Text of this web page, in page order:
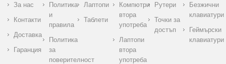
За нас
Контакти
Доставка
Гаранция
Политика
и
правила
Политика
за
поверителност
Лаптопи
Таблети
Компютри
втора
употреба
Лаптопи
втора
употреба
Рутери
Точки за
достъп
Безжични
клавиатури
Геймърски
клавиатури